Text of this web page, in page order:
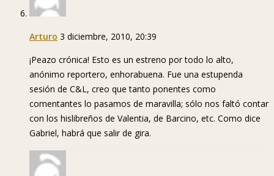
Arturo 3 diciembre, 2010, 20:39
¡Peazo crónica! Esto es un estreno por todo lo alto,
anónimo reportero, enhorabuena. Fue una estupenda
sesión de C&L, creo que tanto ponentes como
comentantes lo pasamos de maravilla; sólo nos faltó contar
con los hislibreños de Valentia, de Barcino, etc. Como dice
Gabriel, habrá que salir de gira.